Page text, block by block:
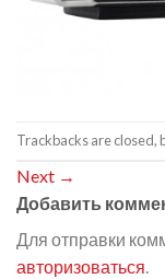
Trackbacks are closed,
Next →
Добавить
Для отправки
авторизоваться.